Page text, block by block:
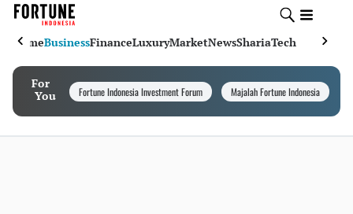
HomeBusinessFinanceLuxuryMarketNewsShariaTech
For
You
Fortune Indonesia Investment Forum Majalah Fortune Indonesia